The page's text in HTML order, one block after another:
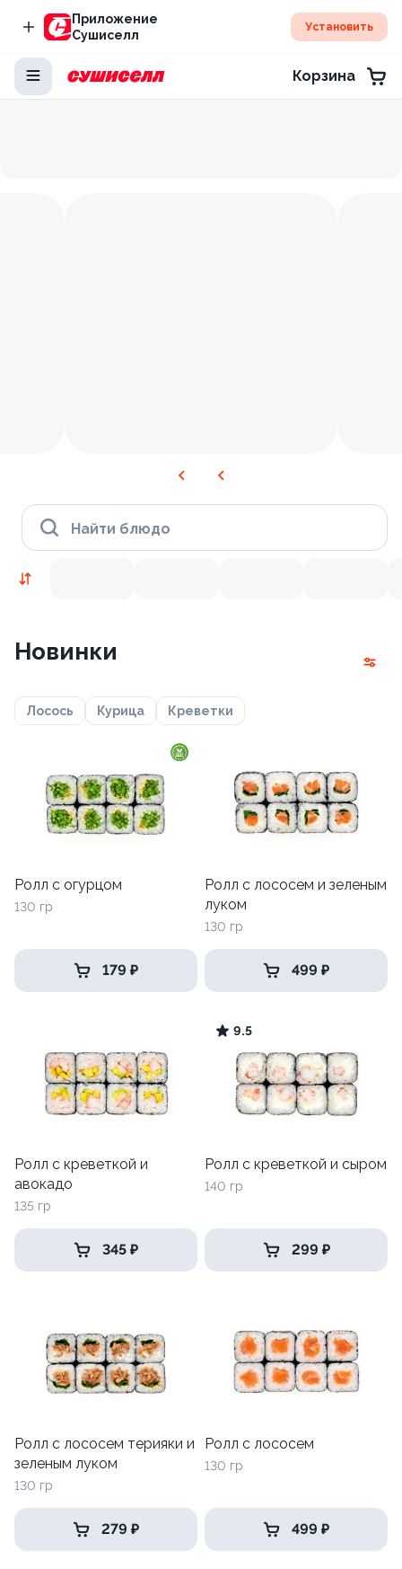
Приложение
Сушиселл
Установить
Корзина
Найти блюдо
Новинки
Лосось Курица Креветки
Ролл с огурцом
130 гр
179 ₽
Ролл с лососем и зеленым
луком
130 гр
499 ₽
Ролл с креветкой и
авокадо
135 гр
345 ₽
9.5
Ролл с креветкой и сыром
140 гр
299 ₽
Ролл с лососем терияки и
зеленым луком
130 гр
279 ₽
Ролл с лососем
130 гр
499 ₽